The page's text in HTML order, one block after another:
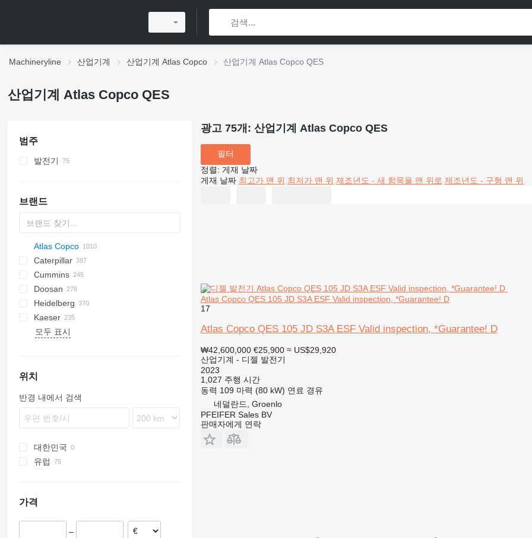
Machineryline 산업기계 산업기계 Atlas Copco 산업기계 Atlas Copco QES
산업기계 Atlas Copco QES
범주
발전기
브랜드
PDS
APD
AB
Ensis
Pega
VZ
AG3
Atlas Copco
DrillAir
DrillAir Y35
E-Air
E-Air H185 VSD
GA
GA 7
GA 11
GA 45
GA 160
LT
QAS
QAS 14
QAS 45
QAS 60
QAS 80
QAS 100
QAS 108
QAX
QLT H50
XAHS
XAHS 186
XAHS 236
XAHS 237
XAHS 365
XAS
XAS 36
XAS 37
XAS 40
XAS 67
XATS
XATS 156
XAVS
XAVS 186
XRHS
XRVS 476
QAS
W series
XAS
PDP
E-series
G-series
KG
B-series
BM
BW
GFS
VT
Rover
Skipper
533
PA
Airpure
Britecpure
BySprint Fiber
CK
SR
Caterpillar
120
160
315
320
330
E-series
G-series
GC
M-series
V-series
CPS
DZ
FZ
Berlingo
Jumper
C-series
DLT
DS
H-series
Cummins
C-series
KTA
CMX
CTX
DMC
DMU
FP
KF
SC
DCA
BF
D-series
F2L912
D-series
S-series
SP
W-series
Doosan
B-series
G-series
AK
DW
DZ
DC
LHF
ORIGO
SJ
TF
VF
VSC
TF
ESE
EZG
SureColor
LBM
P-series
700-series
Concept
FDT
Transit
HB
F-Line
EM
MCM
CTF
V20
VB
DPAS
DPS
DVR
LT
PLD
AKF
ZS
RH
SE
SL
FS
EC
SL
ST
HSLX
TS
SL
H-series
HD
VB
VF
103 LO
103 SP
107-20
Heidelberg
GTO
GTP
SM
Stahlfolder
Suprasetter
C-series
U-series
HFW
HYW
A-series
FXS
TS
Kal
Profi
EB
EU
AC
AFC
MC
PJ
SPF
ST
StitchLiner
HKN
VMX
FS
TS
H-series
i-Series
PW
G-series
P-series
1600
550
8010
FC
HF
KR
Kaeser
AS
SM
KKS
KK
Minarc
ZSW
Crambo
KR
D-series
FW
ES
B-series
500
E-series
DTS
LE
K-series
Shark
Junior
MH 400 P
MT
RB
HQR
VTC
Variaxis
Sprinter
LBV
UCP
Big Blue
D-series
Crysta-Apex
Aero
KNC 5 1500
CL
GE
LT
MD
Citoborma
NV
LB
GEH
V-series
OPTImill
S2R
1100 Series
Expert
CH4000
GF
FCA
ES
SM3
AMT
Kangoo
GF2
535
MDVN
SR
Olimpic
J-series
W-series
D-series
Professional
T-10
SSDP
TS
F-series
38K
900
CookieMAK
TW
820
Surfacer
RL
Deco
T-Series
VB
Proace
TNK
X-BOX
X-SOLAR
T 23F
TruLaser
T600
TL
TSC
BFT 90/3
Caddy
840
HK
Compact
G-series
LTN
DF
Hydromat
EBO 68
MZA
W-series
Quickbinder
Versant
LPG
모두 표시
위치
반경 내에서 검색
대한민국
유럽
프랑스
가격
–
광고 75개: 산업기계 Atlas Copco QES
필터
정렬: 게재 날짜
게재 날짜 최고가 맨 위 최저가 맨 위 제조년도 - 새 항목을 맨 위로 제조년도 - 구형 맨 위
Atlas Copco QES 105 JD S3A ESF Valid inspection, *Guarantee! D
17
Atlas Copco QES 105 JD S3A ESF Valid inspection, *Guarantee! D
₩42,600,000 €25,900 ≈ US$29,920
산업기계 - 디젤 발전기
2023
1,027 주행 시간
동력 109 마력 (80 kW) 연료 경유
네덜란드, Groenlo
PFEIFER Sales BV
판매자에게 연락